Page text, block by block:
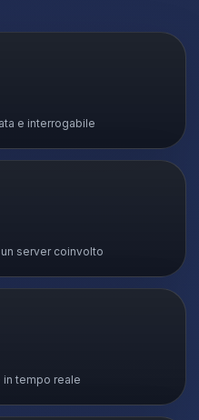
e interrogabile
server coinvolto
tempo reale